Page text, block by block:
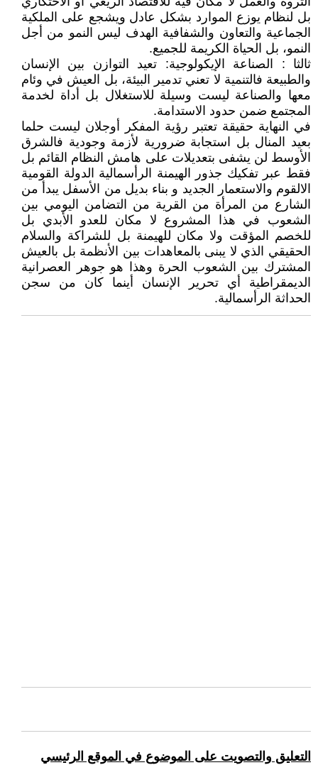
بل لنظام يوزع الموارد بشكل عادل ويشجع على الملكية
الجماعية والتعاون والشفافية الهدف ليس النمو من أجل
النمو، بل الحياة الكريمة للجميع.
ثالثا : الصناعة الإيكولوجية: تعيد التوازن بين الإنسان
والطبيعة فالتنمية لا تعني تدمير البيئة، بل العيش في وئام
معها والصناعة ليست وسيلة للاستغلال بل أداة لخدمة
المجتمع ضمن حدود الاستدامة.
في النهاية حقيقة تعتبر رؤية المفكر أوجلان ليست حلما
بعيد المنال بل استجابة ضرورية لأزمة وجودية فالشرق
الأوسط لن يشفى بتعديلات على هامش النظام القائم بل
فقط عبر تفكيك جذور الهيمنة الرأسمالية الدولة القومية
الالقوم والاستعمار الجديد و بناء بديل من الأسفل يبدأ من
الشارع من المرأة من القرية من التضامن اليومي بين
الشعوب في هذا المشروع لا مكان للعدو الأبدي بل
للخصم المؤقت ولا مكان للهيمنة بل للشراكة والسلام
الحقيقي الذي لا يبنى بالمعاهدات بين الأنظمة بل بالعيش
المشترك بين الشعوب الحرة وهذا هو جوهر العصرانية
الديمقراطية أي تحرير الإنسان أينما كان من سجن
الحداثة الرأسمالية.
التعليق والتصويت على الموضوع في الموقع الرئيسي